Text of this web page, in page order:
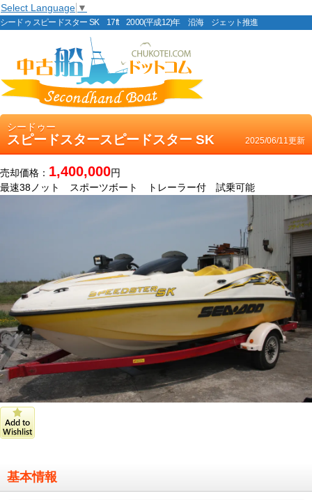
Select Language ▼
シードゥ スピードスター SK 17ft 2000(平成12)年 沿海 ジェット推進
シードゥー
スピードスタースピードスター SK 2025/06/11更新
売却価格： 1,400,000円
最速38ノット スポーツボート トレーラー付 試乗可能
基本情報